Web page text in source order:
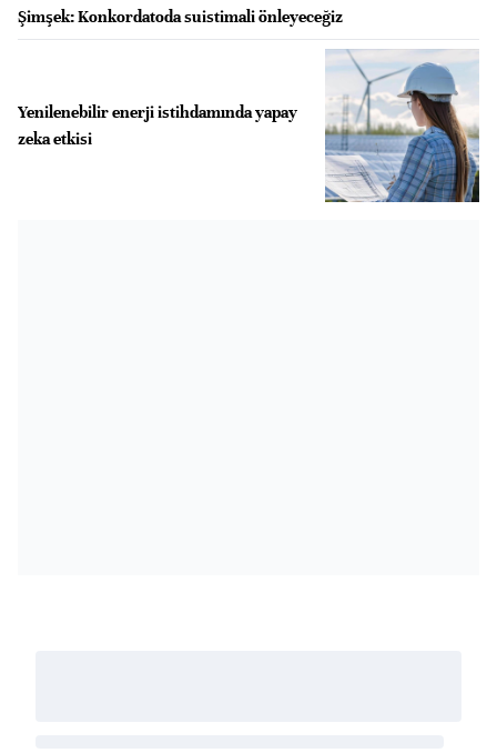
Şimşek: Konkordatoda suistimali önleyeceğiz
Yenilenebilir enerji istihdamında yapay
zeka etkisi